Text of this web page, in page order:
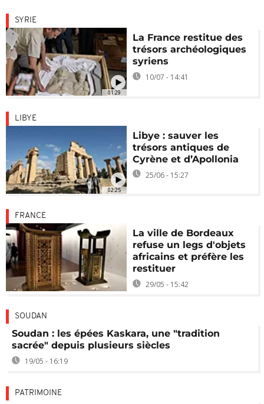
01:29
SYRIE
La France restitue des
trésors archéologiques
syriens
10/07 - 14:41
02:25
LIBYE
Libye : sauver les
trésors antiques de
Cyrène et d’Apollonia
25/06 - 15:27
FRANCE
La ville de Bordeaux
refuse un legs d'objets
africains et préfère les
restituer
29/05 - 15:42
SOUDAN
Soudan : les épées Kaskara, une "tradition
sacrée" depuis plusieurs siècles
19/05 - 16:19
PATRIMOINE